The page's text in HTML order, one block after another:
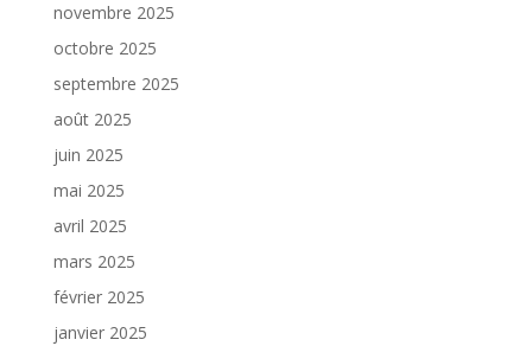
novembre 2025
octobre 2025
septembre 2025
août 2025
juin 2025
mai 2025
avril 2025
mars 2025
février 2025
janvier 2025